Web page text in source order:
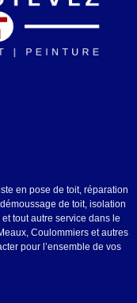
en pose de toit, réparation
de toit, isolation
tout autre service dans le
Coulommiers et autres
pour l’ensemble de vos